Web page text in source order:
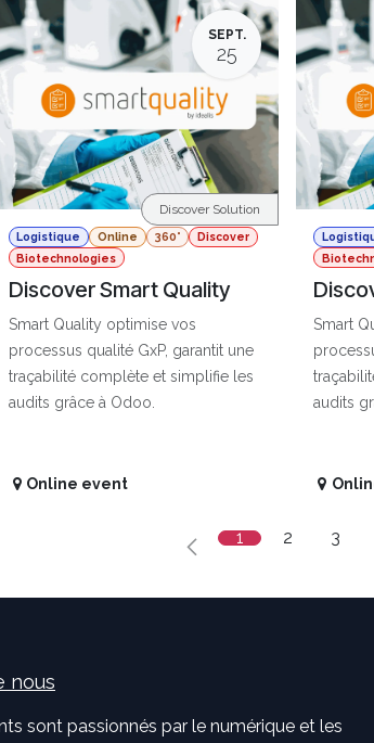
SEPT.
25
Logistique Online 360°
Discover
Biotechnologies
Discover Smart Quality
Smart Quality optimise vos
processus qualité GxP, garantit une
traçabilité complète et simplifie les
audits grâce à Odoo.
Discover Solution
Online event
Smart
audits
1 2 3
nous
sont passionnés par le numérique et les